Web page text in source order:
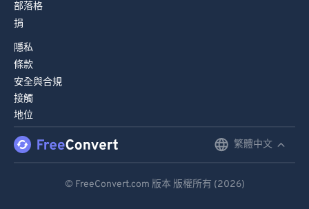
部落格
捐
隱私
條款
安全與合規
接觸
地位
繁體中文
© FreeConvert.com 版本 版權所有 (2026)